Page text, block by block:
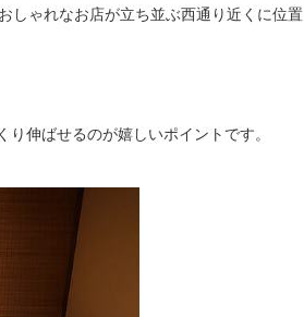
しゃれなお店が立ち並ぶ西通り近くに位置
伸ばせるのが嬉しいポイントです。